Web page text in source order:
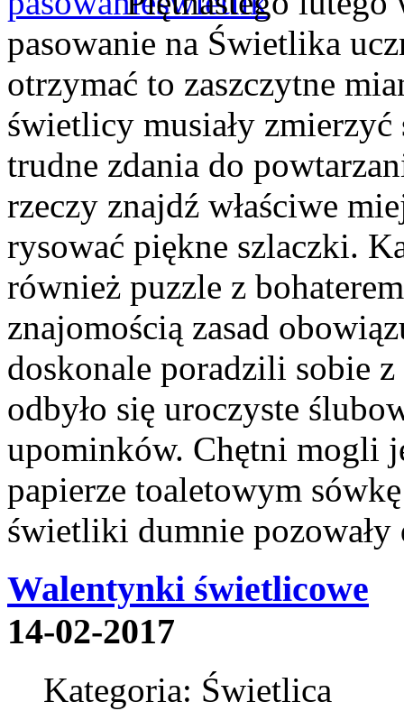
pasowanie na Świetlika
otrzymać to zaszczytne
świetlicy musiały
trudne zdania do
rzeczy znajdź właściwe
rysować piękne szlaczki.
również puzzle z
znajomością zasad
doskonale poradzili sobie
odbyło się uroczyste
upominków. Chętni mogli
papierze toaletowym
świetliki dumnie
Walentynki świetlicowe
14-02-2017
Kategoria: Świetlica